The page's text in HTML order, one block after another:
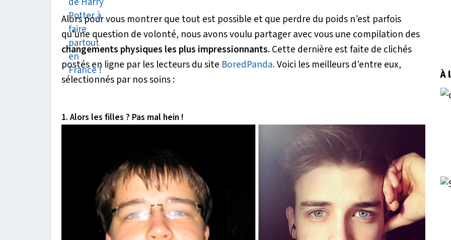
Alors pour vous montrer que tout est possible et que perdre du poids n’est parfois
qu’une question de volonté, nous avons voulu partager avec vous une compilation des
changements physiques les plus impressionnants.Cette dernière est faite de clichés
postés en ligne par les lecteurs du site BoredPanda.Voici les meilleurs d’entre eux,
sélectionnés par nos soins :
1. Alors les filles ? Pas mal hein !
À